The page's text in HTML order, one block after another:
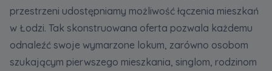
przestrzeni udostępniamy możliwość łączenia mieszkań
w Łodzi. Tak skonstruowana oferta pozwala każdemu
odnaleźć swoje wymarzone lokum, zarówno osobom
szukającym pierwszego mieszkania, singlom, rodzinom